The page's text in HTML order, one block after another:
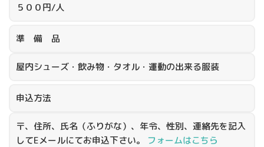
５００円/人
準 備 品
屋内シューズ・飲み物・タオル・運動の出来る服装
申込方法
〒、住所、氏名（ふりがな）、年令、性別、連絡先を記入
してEメールにてお申込下さい。 フォームはこちら